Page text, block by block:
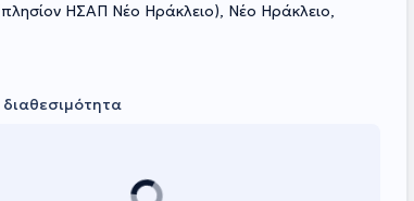
ΗΣΑΠ Νέο Ηράκλειο), Νέο Ηράκλειο,